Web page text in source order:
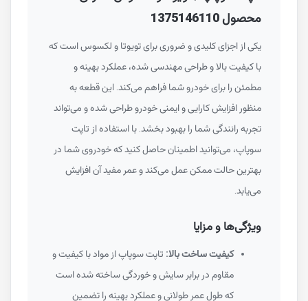
محصول 1375146110
یکی از اجزای کلیدی و ضروری برای تویوتا و لکسوس است که
با کیفیت بالا و طراحی مهندسی شده، عملکرد بهینه و
مطمئن را برای خودرو شما فراهم می‌کند. این قطعه به
منظور افزایش کارایی و ایمنی خودرو طراحی شده و می‌تواند
تجربه رانندگی شما را بهبود بخشد. با استفاده از تاپت
سوپاپ، می‌توانید اطمینان حاصل کنید که خودروی شما در
بهترین حالت ممکن عمل می‌کند و عمر مفید آن افزایش
می‌یابد.
ویژگی‌ها و مزایا
کیفیت ساخت بالا:تاپت سوپاپ از مواد با کیفیت و
مقاوم در برابر سایش و خوردگی ساخته شده است
که طول عمر طولانی و عملکرد بهینه را تضمین